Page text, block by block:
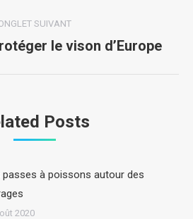
SUIVANT
Ongletle vison d’Europe
Posts
passes à poissons autour des
2020